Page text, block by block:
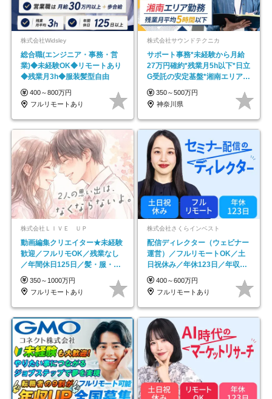
株式会社Widsley
総合職(エンジニア・事務・営
業)◆未経験OK◆リモートあり
◆残業月3h◆服装髪型自由
400～800万円
フルリモートあり
株式会社サウンドテクニカ
サポート事務*未経験から月給
27万円確約*残業月5h以下*日立
G受託の安定基盤*湘南エリア勤
務
350～500万円
神奈川県
株式会社ＬＩＶＥ ＵＰ
動画編集クリエイター★未経験
歓迎／フルリモOK／残業なし
／年間休日125日／髪・服・ネ
イル自由／研修充実で安心
350～1000万円
フルリモートあり
株式会社さくらインベスト
配信ディレクター（ウェビナー
運営）／フルリモートOK／土
日祝休み／年休123日／年収
600万円可
400～600万円
フルリモートあり